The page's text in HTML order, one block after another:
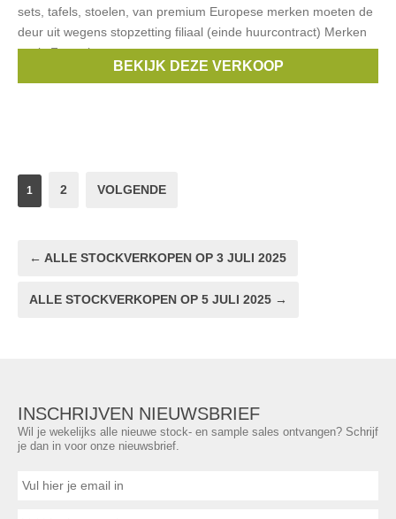
sets, tafels, stoelen, van premium Europese merken moeten de
deur uit wegens stopzetting filiaal (einde huurcontract) Merken
zoals Fermob,
Fermob,Emu ,Fast,Glatz,Nardi
BEKIJK DEZE VERKOOP
1 2 VOLGENDE
← ALLE STOCKVERKOPEN OP 3 JULI 2025
ALLE STOCKVERKOPEN OP 5 JULI 2025 →
INSCHRIJVEN NIEUWSBRIEF
Wil je wekelijks alle nieuwe stock- en sample sales ontvangen? Schrijf
je dan in voor onze nieuwsbrief.